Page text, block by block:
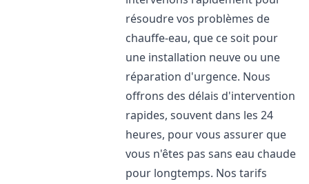
résoudre vos problèmes de
chauffe-eau, que ce soit pour
une installation neuve ou une
réparation d'urgence. Nous
offrons des délais d'intervention
rapides, souvent dans les 24
heures, pour vous assurer que
vous n'êtes pas sans eau chaude
pour longtemps. Nos tarifs